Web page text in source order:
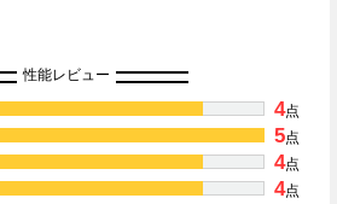
性能レビュー
4点
5点
4点
4点